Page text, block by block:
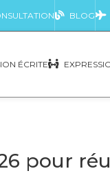
BLOG
ÉCRITE
pour